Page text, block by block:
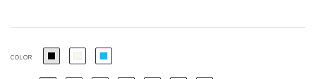
COLOR